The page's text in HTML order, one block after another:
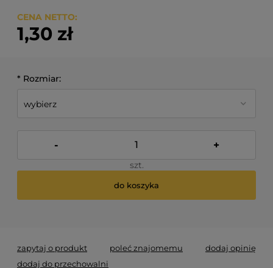
CENA NETTO:
1,30 zł
* Rozmiar:
- +
szt.
do koszyka
zapytaj o produkt poleć znajomemu
dodaj opinię
dodaj do przechowalni